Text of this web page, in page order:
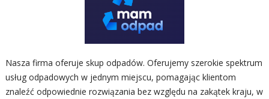
Nasza firma oferuje skup odpadów. Oferujemy szerokie spektrum
usług odpadowych w jednym miejscu, pomagając klientom
znaleźć odpowiednie rozwiązania bez względu na zakątek kraju, w